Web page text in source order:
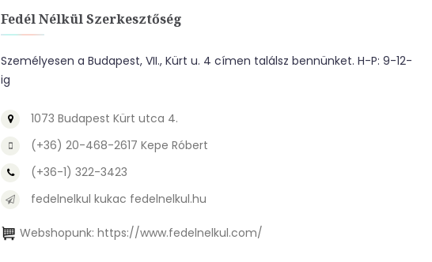
Fedél Nélkül Szerkesztőség
Személyesen a Budapest, VII., Kürt u. 4 címen találsz bennünket. H-P: 9-12-
ig
1073 Budapest Kürt utca 4.
(+36) 20-468-2617 Kepe Róbert
(+36-1) 322-3423
fedelnelkul kukac fedelnelkul.hu
Webshopunk: https://www.fedelnelkul.com/